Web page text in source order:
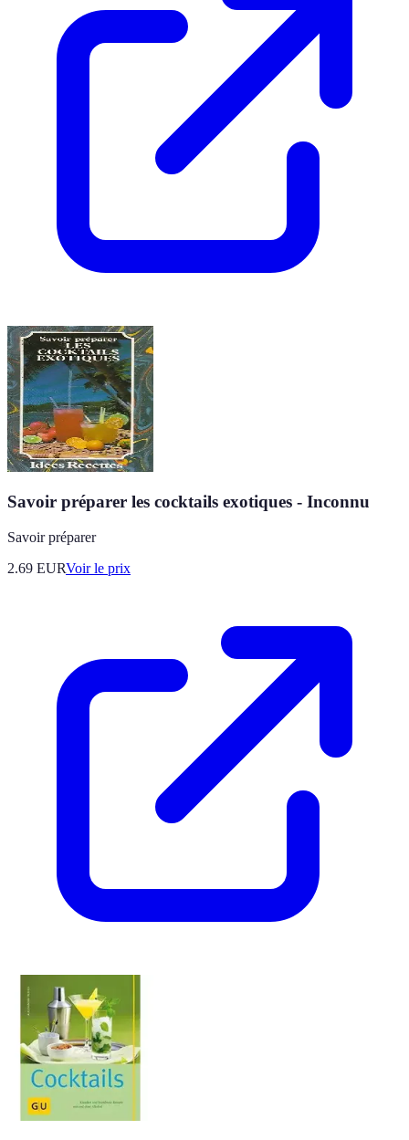
Savoir préparer les cocktails exotiques - Inconnu
Savoir préparer
2.69 EURVoir le prix